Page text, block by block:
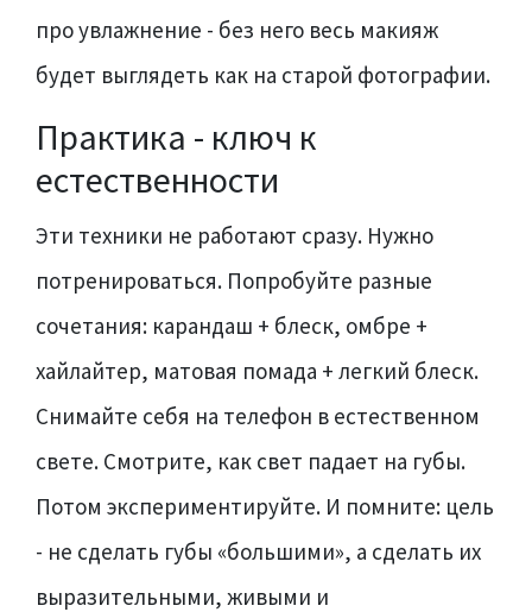
про увлажнение - без него весь макияж
будет выглядеть как на старой фотографии.
Практика - ключ к
естественности
Эти техники не работают сразу. Нужно
потренироваться. Попробуйте разные
сочетания: карандаш + блеск, омбре +
хайлайтер, матовая помада + легкий блеск.
Снимайте себя на телефон в естественном
свете. Смотрите, как свет падает на губы.
Потом экспериментируйте. И помните: цель
- не сделать губы «большими», а сделать их
выразительными, живыми и